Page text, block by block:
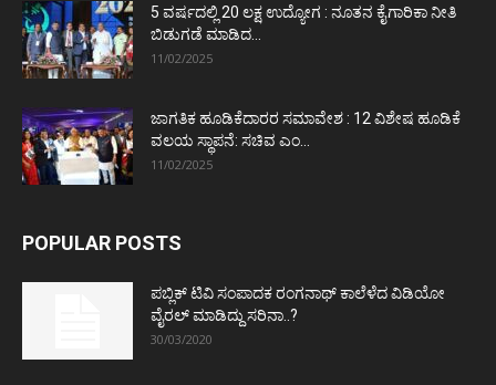
5 ವರ್ಷದಲ್ಲಿ 20 ಲಕ್ಷ ಉದ್ಯೋಗ : ನೂತನ ಕೈಗಾರಿಕಾ ನೀತಿ
ಬಿಡುಗಡೆ ಮಾಡಿದ...
11/02/2025
ಜಾಗತಿಕ ಹೂಡಿಕೆದಾರರ ಸಮಾವೇಶ : 12 ವಿಶೇಷ ಹೂಡಿಕೆ
ವಲಯ ಸ್ಥಾಪನೆ: ಸಚಿವ ಎಂ...
11/02/2025
POPULAR POSTS
ಪಬ್ಲಿಕ್ ಟಿವಿ ಸಂಪಾದಕ ರಂಗನಾಥ್ ಕಾಲೆಳೆದ ವಿಡಿಯೋ
ವೈರಲ್ ಮಾಡಿದ್ದು ಸರಿನಾ..?
30/03/2020